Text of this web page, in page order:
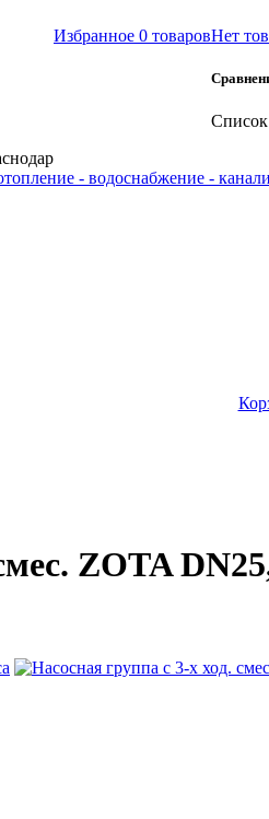
Избранное 0 товаровНет
Список
- водоснабжение -
ZOTA